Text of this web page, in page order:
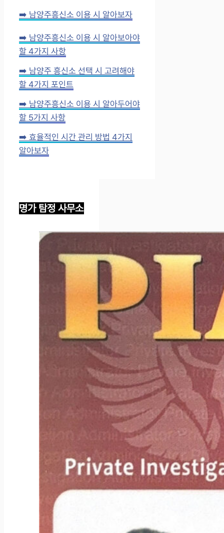
➡️ 남양주흥신소 이용 시 알아보자
➡️ 남양주흥신소 이용 시 알아보아야
할 4가지 사항
➡️ 남양주 흥신소 선택 시 고려해야
할 4가지 포인트
➡️ 남양주흥신소 이용 시 알아두어야
할 5가지 사항
➡️ 효율적인 시간 관리 방법 4가지
알아보자
명가 탐정 사무소